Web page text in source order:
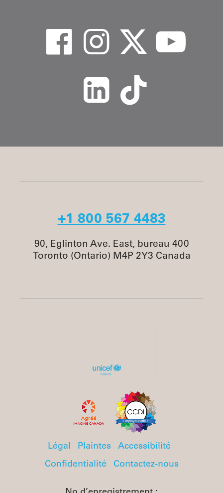
+1 800 567 4483
90, Eglinton Ave. East, bureau 400
Toronto (Ontario) M4P 2Y3 Canada
Légal Plaintes
Accessibilité
Confidentialité
Contactez-nous